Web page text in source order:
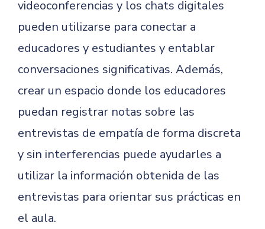
videoconferencias y los chats digitales
pueden utilizarse para conectar a
educadores y estudiantes y entablar
conversaciones significativas. Además,
crear un espacio donde los educadores
puedan registrar notas sobre las
entrevistas de empatía de forma discreta
y sin interferencias puede ayudarles a
utilizar la información obtenida de las
entrevistas para orientar sus prácticas en
el aula.